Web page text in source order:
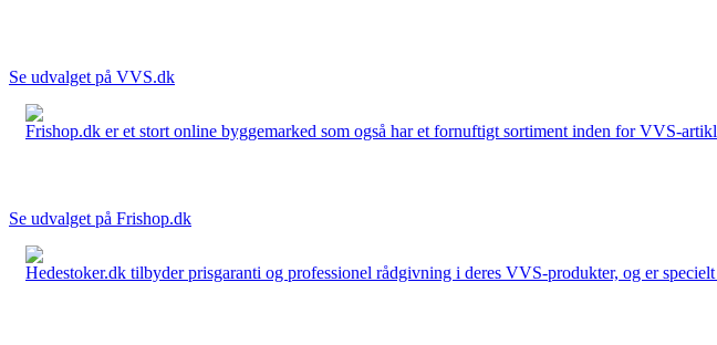
Se udvalget på VVS.dk
Frishop.dk er et stort online byggemarked som også har et fornuftigt sortiment inden for VVS-
Se udvalget på Frishop.dk
Hedestoker.dk tilbyder prisgaranti og professionel rådgivning i deres VVS-produkter, og er